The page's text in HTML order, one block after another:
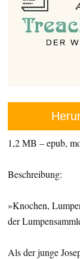
1,2 MB – epub,
Beschreibung:
»Knochen,
der
Als der junge